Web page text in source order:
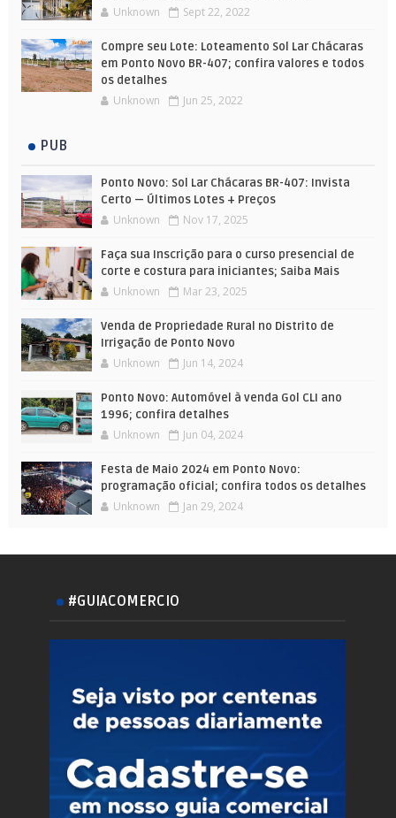
Unknown Sept 22, 2022
Compre seu Lote: Loteamento Sol Lar Chácaras
em Ponto Novo BR-407; confira valores e todos
os detalhes
Unknown Jun 25, 2022
PUB
Ponto Novo: Sol Lar Chácaras BR-407: Invista
Certo — Últimos Lotes + Preços
Unknown Nov 17, 2025
Faça sua Inscrição para o curso presencial de
corte e costura para iniciantes; Saiba Mais
Unknown Mar 23, 2025
Venda de Propriedade Rural no Distrito de
Irrigação de Ponto Novo
Unknown Jun 14, 2024
Ponto Novo: Automóvel à venda Gol CLI ano
1996; confira detalhes
Unknown Jun 04, 2024
Festa de Maio 2024 em Ponto Novo:
programação oficial; confira todos os detalhes
Unknown Jan 29, 2024
#GUIACOMERCIO